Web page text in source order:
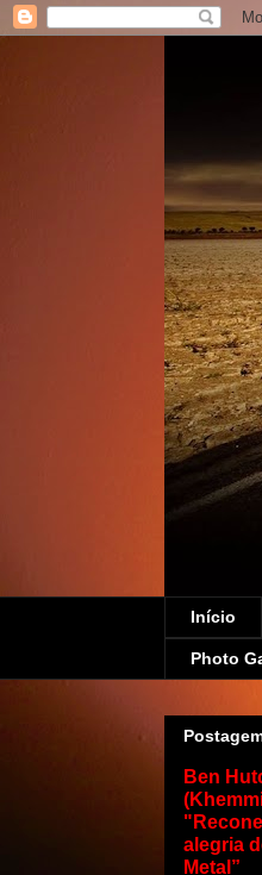
Início
Photo
Ben
alegria
Metal”